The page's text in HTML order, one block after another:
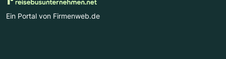
Ein Portal von Firmenweb.de